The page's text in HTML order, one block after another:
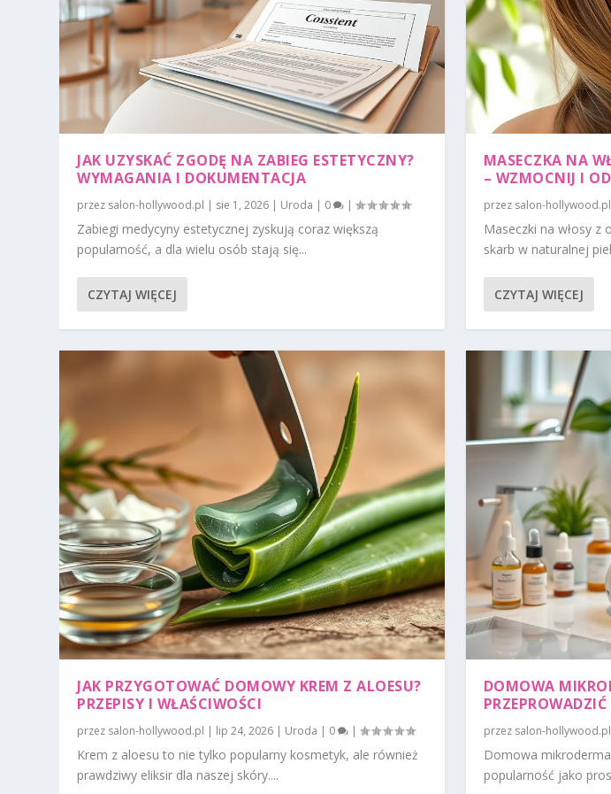
JAK UZYSKAĆ ZGODĘ NA ZABIEG ESTETYCZNY?
WYMAGANIA I DOKUMENTACJA
przez salon-hollywood.pl | sie 1, 2026 | Uroda | 0 |
Zabiegi medycyny estetycznej zyskują coraz większą
popularność, a dla wielu osób stają się...
CZYTAJ WIĘCEJ
JAK PRZYGOTOWAĆ DOMOWY KREM Z ALOESU?
PRZEPISY I WŁAŚCIWOŚCI
przez salon-hollywood.pl | lip 24, 2026 | Uroda | 0 |
Krem z aloesu to nie tylko popularny kosmetyk, ale również
prawdziwy eliksir dla naszej skóry....
MASECZKA NA
– WZMOCNIJ I
przez salon-hollywood.pl
Maseczki na włosy
skarb w naturalnej
CZYTAJ WIĘCEJ
DOMOWA
przez salon-hollywood.pl
Domowa
popularność jako